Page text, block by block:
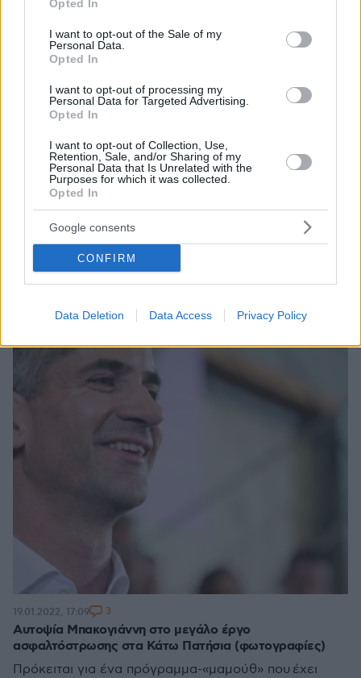
use your data for below specified purposes in below Google
consent section.
Opted In
I want to opt-out of the Sale of my
Personal Data.
Opted In
I want to opt-out of processing my
Personal Data for Targeted Advertising.
Opted In
I want to opt-out of Collection, Use,
Retention, Sale, and/or Sharing of my
Personal Data that Is Unrelated with the
Purposes for which it was collected.
Opted In
Google consents
CONFIRM
Data Deletion Data Access Privacy Policy
Παραλίγο... ασφαλτόστρωση στη Θεσσαλονίκη -
Άφησαν το σημείο που είχε σταθμεύσει αυτοκίνητο
Συνεργεία του Δήμου Κορδελιού-Ευόσμου
πραγματοποίησαν ασφαλτόστρωση σε δρόμο, εκτός…
11.11.2022, 08:45
Αυτοψία Μπακογιάννη στο μεγάλο έργο
ασφαλτόστρωσης στα Κάτω Πατήσια (φωτογραφίες)
Πρόκειται για ένα πρόγραμμα-«μαμούθ» που έχει
19.01.2022, 17:09 3